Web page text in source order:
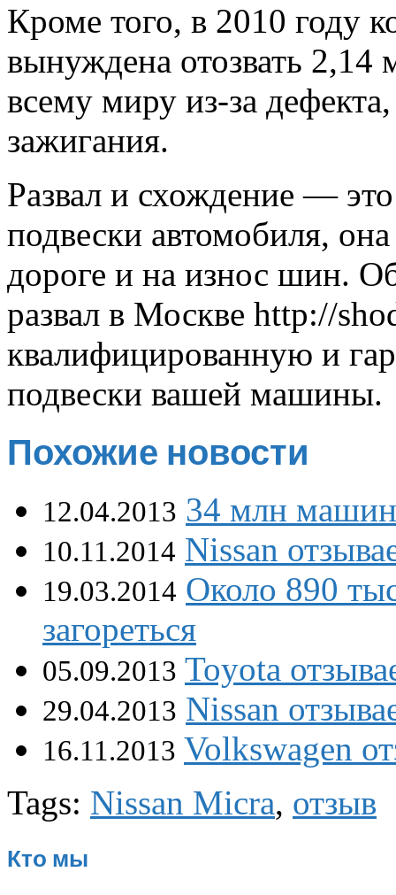
Кроме того, в 2010 году
вынуждена отозвать 2,14
всему миру из-за
зажигания.
Развал и схождение —
подвески автомобиля,
дороге и на износ шин.
развал в Москве http://
квалифицированную и
подвески вашей машины.
Похожие новости
12.04.2013 34 млн машин
10.11.2014 Nissan
19.03.2014 Около 890
загореться
05.09.2013 Toyota
29.04.2013 Nissan
16.11.2013 Volkswagen
Tags: Nissan Micra, отзыв
Кто мы